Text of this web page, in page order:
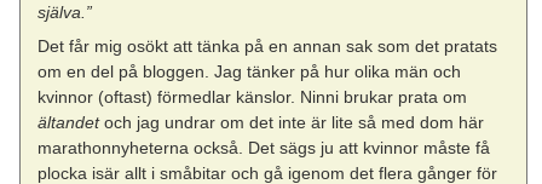
själva.”
Det får mig osökt att tänka på en annan sak som det pratats
om en del på bloggen. Jag tänker på hur olika män och
kvinnor (oftast) förmedlar känslor. Ninni brukar prata om
ältandetoch jag undrar om det inte är lite så med dom här
marathonnyheterna också. Det sägs ju att kvinnor måste få
plocka isär allt i småbitar och gå igenom det flera gånger för